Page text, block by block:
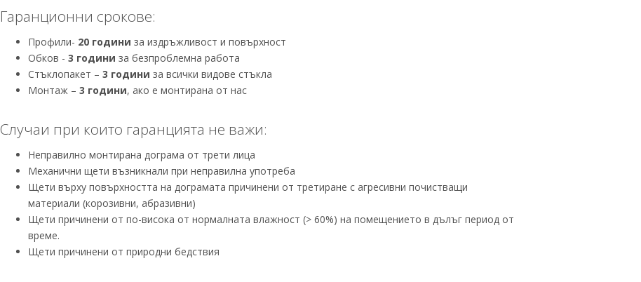
Гаранционни срокове:
Профили- 20 години за издръжливост и повърхност
Обков - 3 години за безпроблемна работа
Стъклопакет – 3 години за всички видове стъкла
Монтаж – 3 години, ако е монтирана от нас
Случаи при които гаранцията не важи:
Неправилно монтирана дограма от трети лица
Механични щети възникнали при неправилна употреба
Щети върху повърхността на дограмата причинени от третиране с агресивни почистващи
материали (корозивни, абразивни)
Щети причинени от по-висока от нормалната влажност (> 60%) на помещението в дълъг период от
време.
Щети причинени от природни бедствия